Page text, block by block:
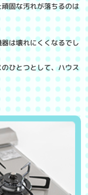
固な汚れが落ちるのは
は壊れにくくなるでし
ひとつとして、ハウス